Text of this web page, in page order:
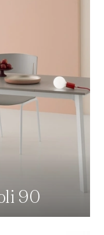
90